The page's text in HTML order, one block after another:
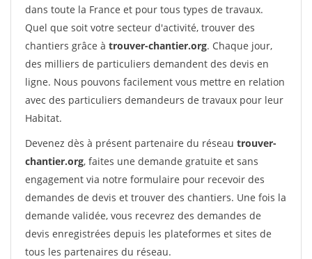
dans toute la France et pour tous types de travaux.
Quel que soit votre secteur d'activité, trouver des
chantiers grâce à trouver-chantier.org. Chaque jour,
des milliers de particuliers demandent des devis en
ligne. Nous pouvons facilement vous mettre en relation
avec des particuliers demandeurs de travaux pour leur
Habitat.
Devenez dès à présent partenaire du réseau trouver-
chantier.org, faites une demande gratuite et sans
engagement via notre formulaire pour recevoir des
demandes de devis et trouver des chantiers. Une fois la
demande validée, vous recevrez des demandes de
devis enregistrées depuis les plateformes et sites de
tous les partenaires du réseau.